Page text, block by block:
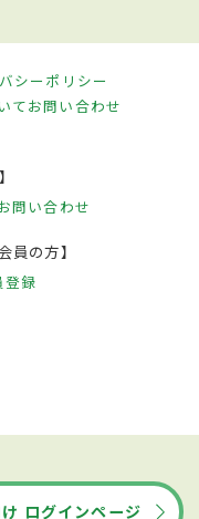
シーポリシー
てお問い合わせ
問い合わせ
員の方】
登録
ログインページ